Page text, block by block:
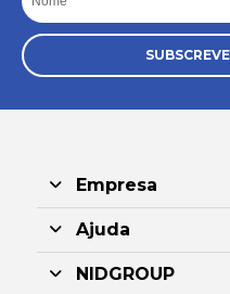
Empresa
Ajuda
NIDGROUP